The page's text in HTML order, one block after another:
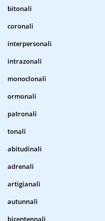
bitonali
coronali
interpersonali
intrazonali
monoclonali
ormonali
patronali
tonali
abitudinali
adrenali
artigianali
autunnali
bicentennali